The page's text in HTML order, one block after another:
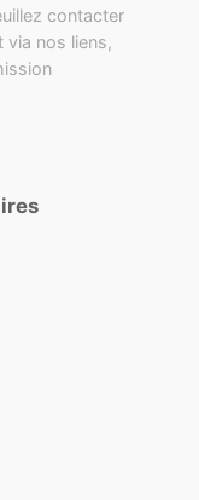
contacter
via nos liens,